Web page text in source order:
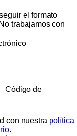
el formato
No trabajamos con
Código de
con nuestra política
.